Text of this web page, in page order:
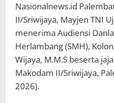
Nasionalnews.id
II/Sriwijaya, Mayjen TNI
menerima Audiensi
Herlambang (SMH),
Wijaya, M.M.S beserta
Makodam II/Sriwijaya,
2026).